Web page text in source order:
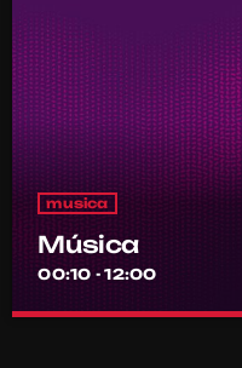
musica
Música
00:10 - 12:00